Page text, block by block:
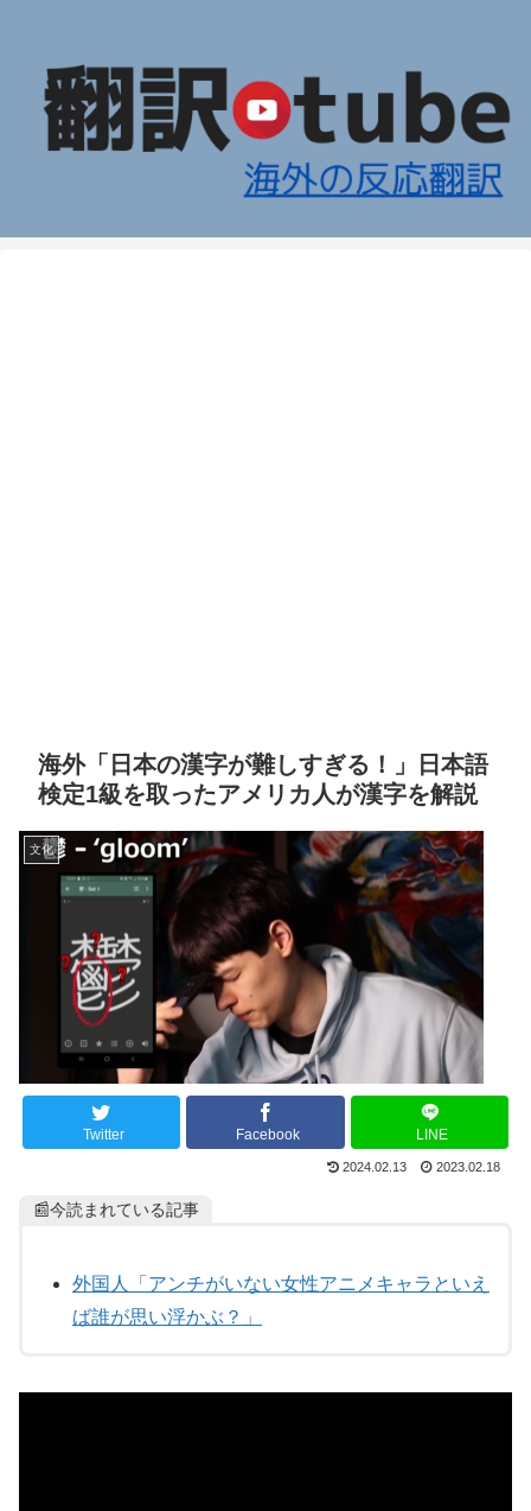
海外「日本の漢字が難しすぎる！」日本語
検定1級を取ったアメリカ人が漢字を解説
文化
Twitter Facebook LINE
2024.02.13 2023.02.18
📰今読まれている記事
外国人「アンチがいない女性アニメキャラといえ
ば誰が思い浮かぶ？」